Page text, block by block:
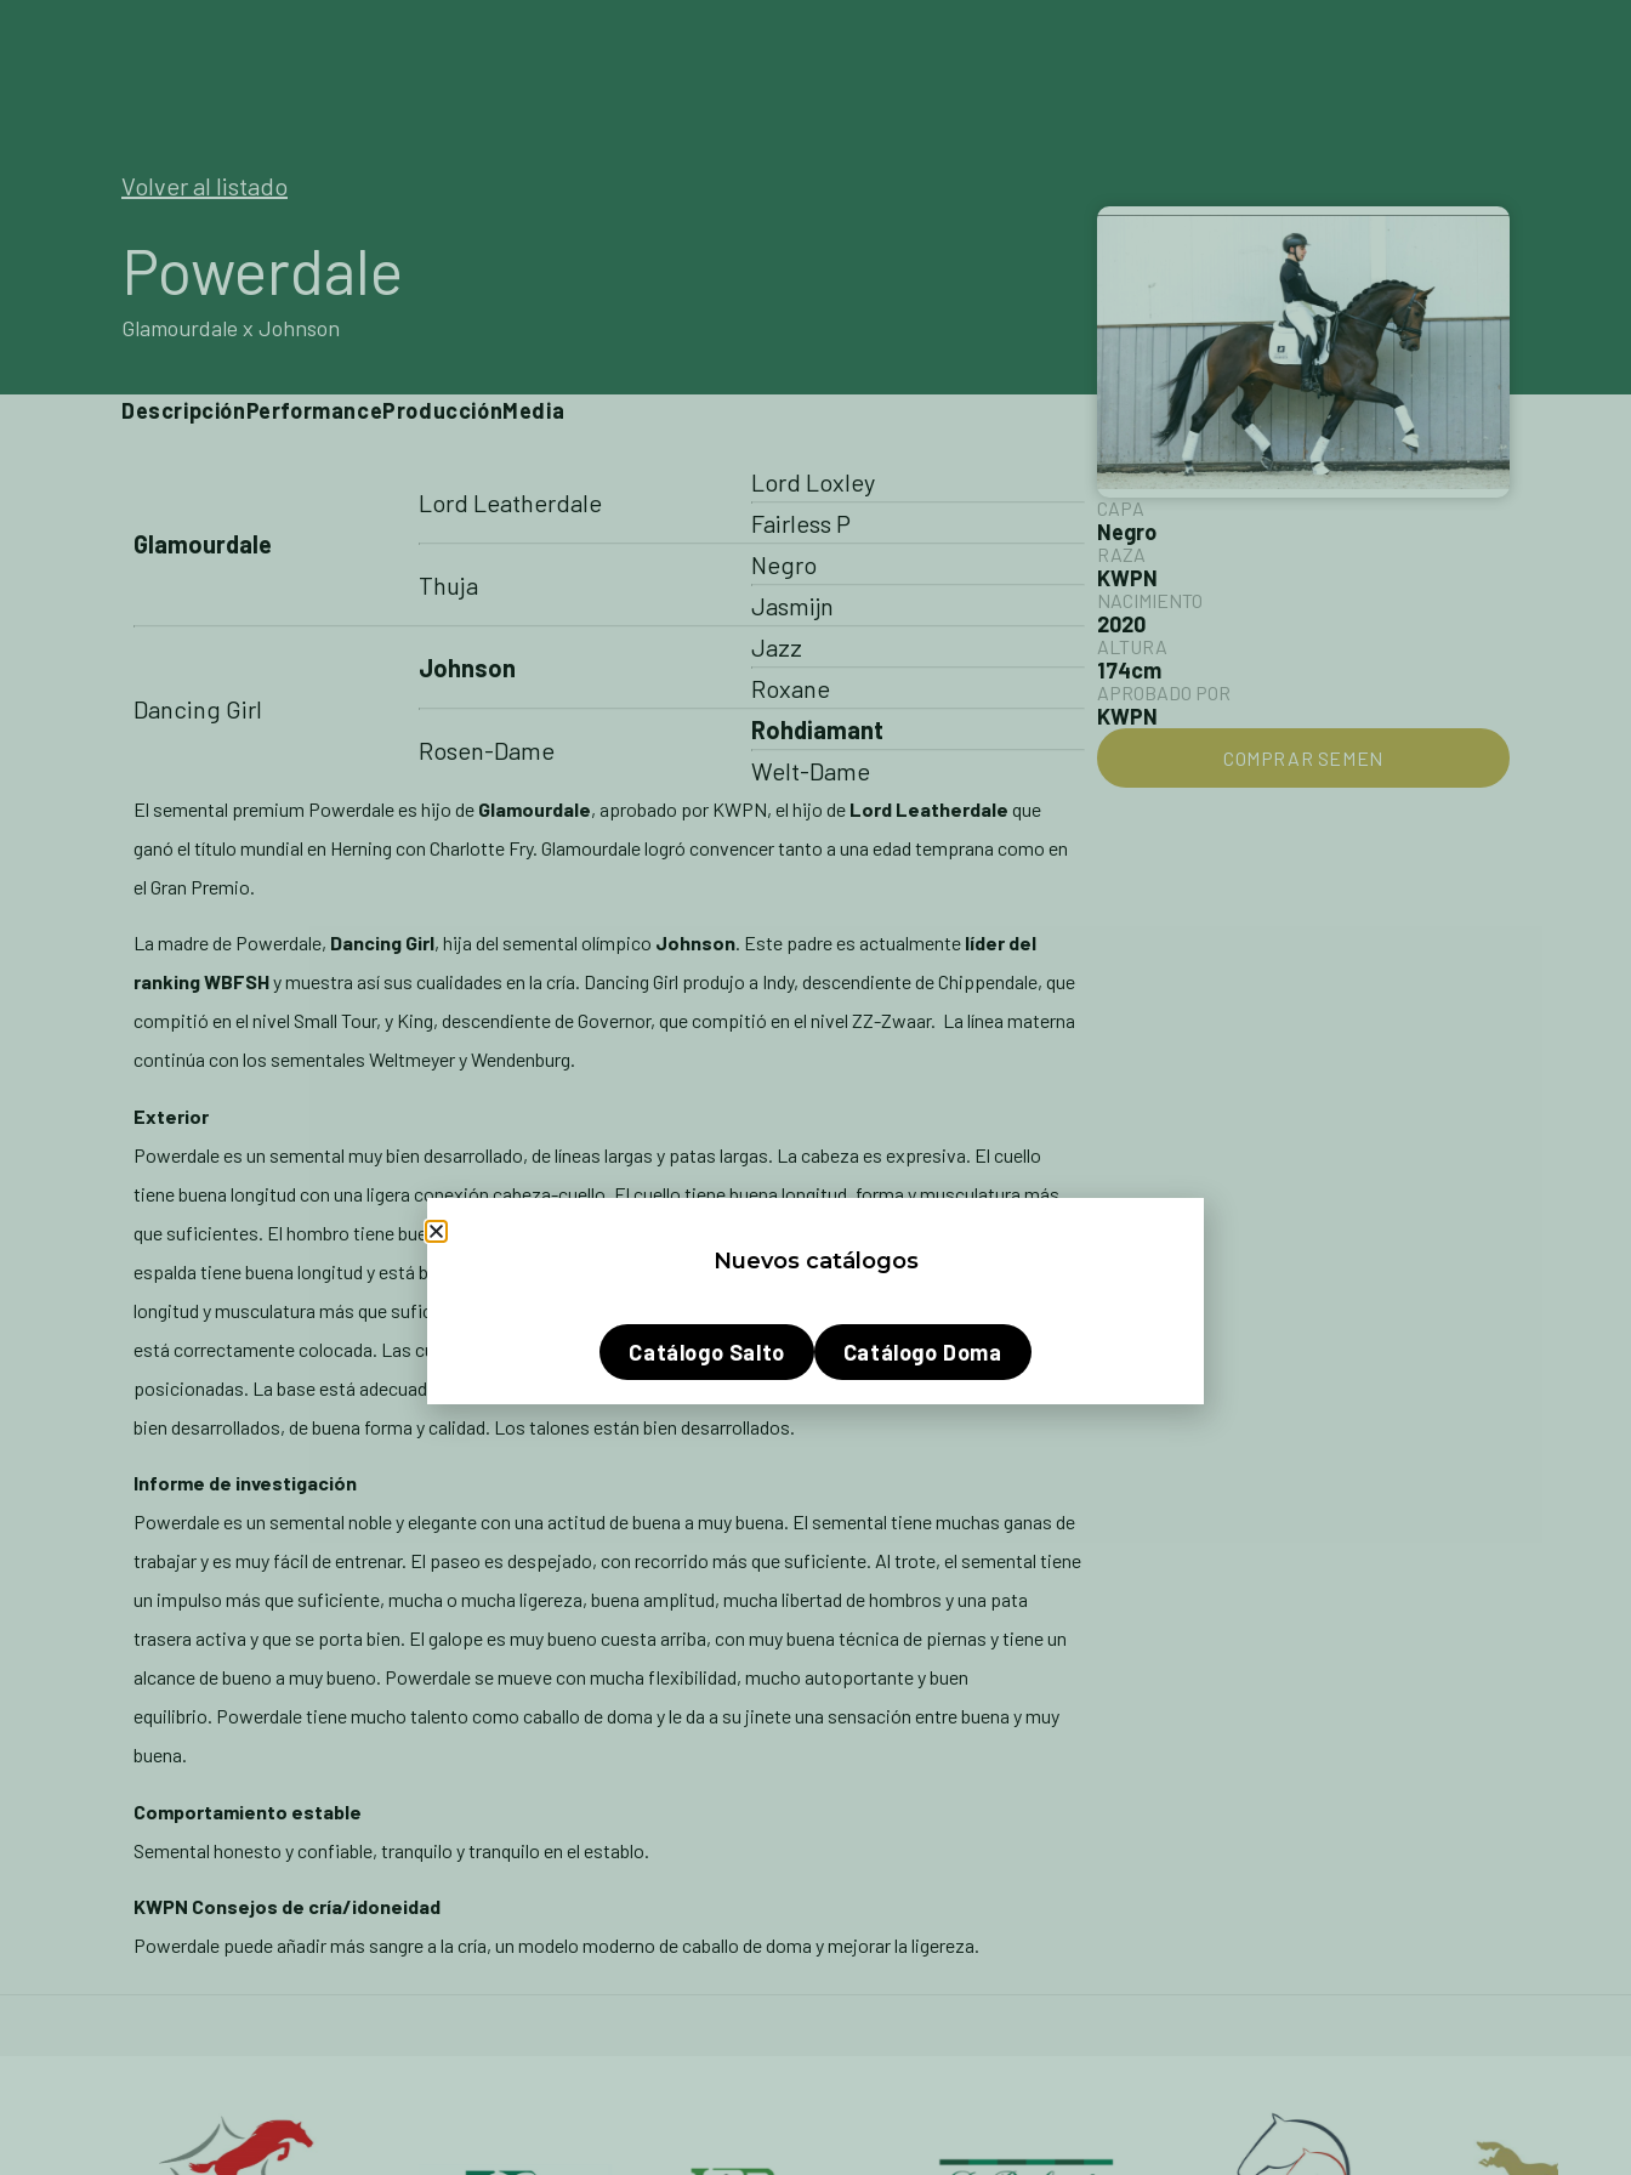
Volver al listado
Powerdale
Glamourdale x Johnson
DescripciónPerformanceProducciónMedia
Glamourdale
Lord Leatherdale
Lord Loxley
Fairless P
Thuja
Negro
Jasmijn
Dancing Girl
Johnson
Jazz
Roxane
Rosen-Dame
Rohdiamant
Welt-Dame
El semental premium Powerdale es hijo de Glamourdale, aprobado por KWPN, el hijo de Lord Leatherdale que
ganó el título mundial en Herning con Charlotte Fry. Glamourdale logró convencer tanto a una edad temprana como en
el Gran Premio.
La madre de Powerdale, Dancing Girl, hija del semental olímpico Johnson. Este padre es actualmente líder del
ranking WBFSHy muestra así sus cualidades en la cría. Dancing Girl produjo a Indy, descendiente de Chippendale, que
compitió en el nivel Small Tour, y King, descendiente de Governor, que compitió en el nivel ZZ-Zwaar. La línea materna
continúa con los sementales Weltmeyer y Wendenburg.
Exterior
Powerdale es un semental muy bien desarrollado, de líneas largas y patas largas. La cabeza es expresiva. El cuello
tiene buena longitud con una ligera conexión cabeza-cuello. El cuello tiene buena longitud, forma y musculatura más
que suficientes. El hombro tiene buena longitud y posición. La cruz está bien desarrollada y tiene buena longitud. La
espalda tiene buena longitud y está bien musculada. El lomo está bien conectado. La grupa tiene buena posición,
longitud y musculatura más que suficiente. La pata delantera es correcta vista de lado y de frente. La pata trasera
está correctamente colocada. Las cuartillas por delante y por detrás son más que suficientes en longitud y están bien
posicionadas. La base está adecuadamente desarrollada y tiene una calidad suficientemente dura. Los pies están
bien desarrollados, de buena forma y calidad. Los talones están bien desarrollados.
Informe de investigación
Powerdale es un semental noble y elegante con una actitud de buena a muy buena. El semental tiene muchas ganas de
trabajar y es muy fácil de entrenar. El paseo es despejado, con recorrido más que suficiente. Al trote, el semental tiene
un impulso más que suficiente, mucha o mucha ligereza, buena amplitud, mucha libertad de hombros y una pata
trasera activa y que se porta bien. El galope es muy bueno cuesta arriba, con muy buena técnica de piernas y tiene un
alcance de bueno a muy bueno. Powerdale se mueve con mucha flexibilidad, mucho autoportante y buen
equilibrio. Powerdale tiene mucho talento como caballo de doma y le da a su jinete una sensación entre buena y muy
buena.
Comportamiento estable
Semental honesto y confiable, tranquilo y tranquilo en el establo.
KWPN Consejos de cría/idoneidad
Powerdale puede añadir más sangre a la cría, un modelo moderno de caballo de doma y mejorar la ligereza.
CAPA
Negro
RAZA
KWPN
NACIMIENTO
2020
ALTURA
174cm
APROBADO POR
KWPN
COMPRAR SEMEN
Nuevos catálogos
Catálogo Salto Catálogo Doma